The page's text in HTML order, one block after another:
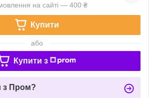
на сайті — 400 ₴
Купити
або
Купити з
з Пром?